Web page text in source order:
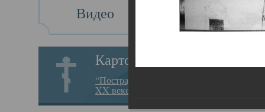
Видео
Картотека
“Пострадавшие за веру в
XX веке на Севере”